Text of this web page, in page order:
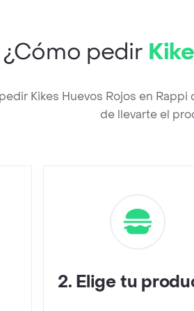
¿Cómo pedir
Kikes Huevos Rojos en
de llevarte el
2. Elige tu